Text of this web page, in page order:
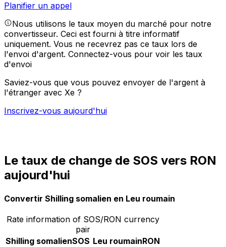
Planifier un appel
Nous utilisons le taux moyen du marché pour notre
convertisseur. Ceci est fourni à titre informatif
uniquement. Vous ne recevrez pas ce taux lors de
l'envoi d'argent. Connectez-vous pour voir les taux
d'envoi
Saviez-vous que vous pouvez envoyer de l'argent à
l'étranger avec Xe ?
Inscrivez-vous aujourd'hui
Le taux de change de SOS vers RON
aujourd'hui
Convertir Shilling somalien en Leu roumain
Rate information of SOS/RON currency
pair
Shilling somalienSOS Leu roumainRON